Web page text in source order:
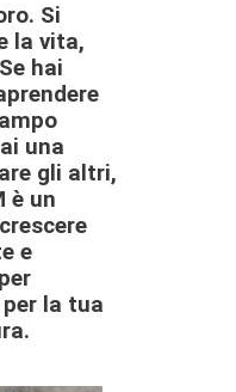
Si
la vita,
hai
una
gli altri,
è un
e
la tua